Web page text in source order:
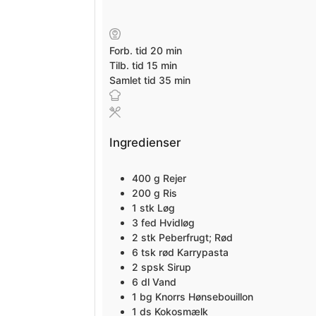
Forb. tid 20minutter
min
Tilb. tid15 minutter
min
Samlet tid 35 minutter
min
Ingredienser
400 g Rejer
200 g Ris
1 stk Løg
3 fed Hvidløg
2 stk Peberfrugt; Rød
6 tsk rød Karrypasta
2 spsk Sirup
6 dl Vand
1 bg Knorrs Hønsebouillon
1 ds Kokosmælk